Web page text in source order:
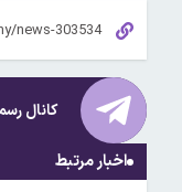
کانال
اخبار مرتبط